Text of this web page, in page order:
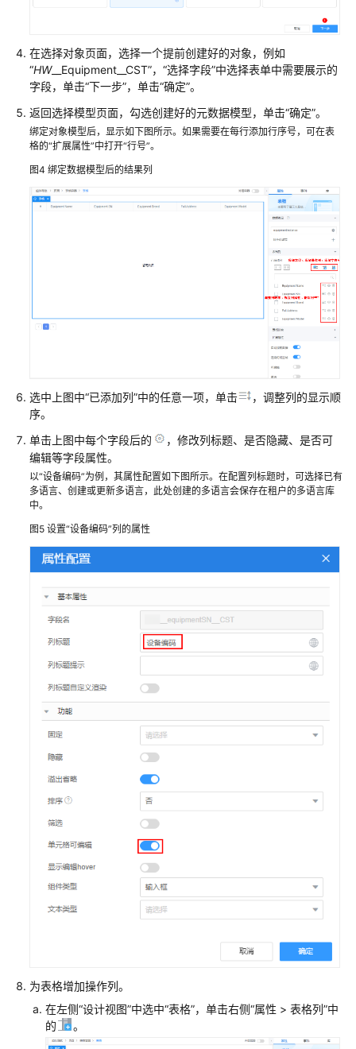
的
应
用
管
理
华
云
安
用
为
云
Astro
轻
用
低
代
平
台
管
中
心
版
开
发
导
（受
限
使
入
门
必
读
在选择对象页面，选择一个提前创建好的对象，例如
“HW__Equipment__CST”，“选择字段”中选择表单中需要展示的
字段，单击“下一步”，单击“确定”。
返回选择模型页面，勾选创建好的元数据模型，单击“确定”。
绑定对象模型后，显示如下图所示。如果需要在每行添加行序号，可在表
格的“扩展属性”中打开“行号”。
图4 绑定数据模型后的结果列
选中上图中“已添加列”中的任意一项，单击
，调整列的显示顺
序。
单击上图中每个字段后的
，修改列标题、是否隐藏、是否可
编辑等字段属性。
以“设备编码”为例，其属性配置如下图所示。在配置列标题时，可选择已有
多语言、创建或更新多语言，此处创建的多语言会保存在租户的多语言库
中。
图5 设置“设备编码”列的属性
为表格增加操作列。
在左侧“设计视图”中选中“表格”，单击右侧“属性 > 表格列”中
的
。